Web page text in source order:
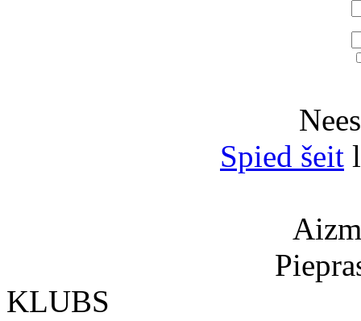
Spied šeit
KLUBS